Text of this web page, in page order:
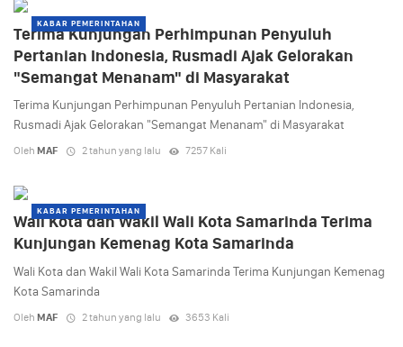
KABAR PEMERINTAHAN
Terima Kunjungan Perhimpunan Penyuluh
Pertanian Indonesia, Rusmadi Ajak Gelorakan
"Semangat Menanam" di Masyarakat
Terima Kunjungan Perhimpunan Penyuluh Pertanian Indonesia,
Rusmadi Ajak Gelorakan "Semangat Menanam" di Masyarakat
Oleh MAF 2 tahun yang lalu 7257 Kali
KABAR PEMERINTAHAN
Wali Kota dan Wakil Wali Kota Samarinda Terima
Kunjungan Kemenag Kota Samarinda
Wali Kota dan Wakil Wali Kota Samarinda Terima Kunjungan Kemenag
Kota Samarinda
Oleh MAF 2 tahun yang lalu 3653 Kali